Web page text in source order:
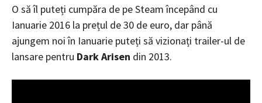
O să îl puteți cumpăra de pe Steam începând cu
Ianuarie 2016 la prețul de 30 de euro, dar până
ajungem noi în Ianuarie puteți să vizionați trailer-ul de
lansare pentru Dark Arisen din 2013.